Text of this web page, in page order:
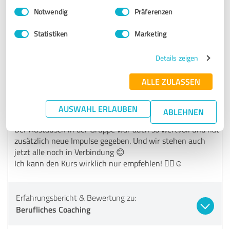
Impressum Datenschutzbestimmungen
Einwilligungsauswahl
Notwendig Präferenzen
Statistiken Marketing
Details zeigen
ALLE ZULASSEN
AUSWAHL ERLAUBEN ABLEHNEN
5,00 von 5
SEHR GUT Empfehlung
Endlich habe ich wieder Zuversicht und Motivation, meine
berufliche Veränderung umzusetzen! 😊 Ich habe total viel
mitgenommen: super nützliche Strategien, die ich auch
Stärken, Werte und Ziele jederzeit im Blick zu behalten
und darauf aufzubauen.
Der Austausch in der Gruppe war auch so wertvoll und hat
zusätzlich neue Impulse gegeben. Und wir stehen auch
jetzt alle noch in Verbindung 😊
Ich kann den Kurs wirklich nur empfehlen! 👍🏻☺️
Erfahrungsbericht & Bewertung zu:
Berufliches Coaching